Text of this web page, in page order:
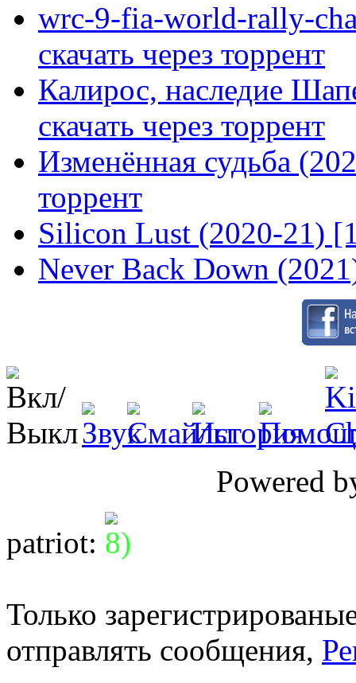
wrc-9-fia-world-rally-
скачать через торрент
Калирос, наследие
скачать через торрент
Изменённая судьба
торрент
Silicon Lust (2020-21)
Never Back Down
Powered
patriot:
Только
отправлять сообщения,